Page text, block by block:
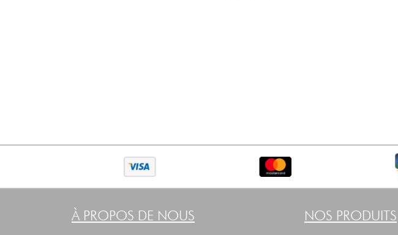
À PROPOS DE NOUS NOS PRODUITS